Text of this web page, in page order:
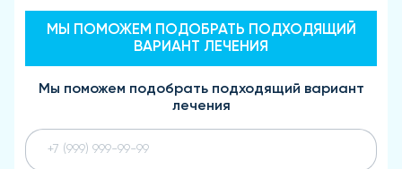
МЫ ПОМОЖЕМ ПОДОБРАТЬ ПОДХОДЯЩИЙ
ВАРИАНТ ЛЕЧЕНИЯ
Мы поможем подобрать подходящий вариант
лечения